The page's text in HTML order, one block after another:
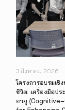
3 สิงหาคม 2026
โครงการอบรมเชิ
ชีวิต: เครื่องมือปร
อายุ